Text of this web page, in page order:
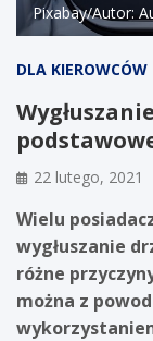
Pixabay/Autor:
DLA KIEROWCÓW
22 lutego, 2021
Wielu
wygłuszanie
różne
można z